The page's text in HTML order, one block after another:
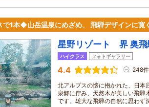
1本◆山岳温泉にめざめ、 飛騨デザインに寛
星野リゾート 界 奥飛
ハイクラス フォトギャラリー
4.4 248件
北アルプスの懐に抱かれた、日本
泉郷に佇み、天然木が美しい飛騨
です。雄大な飛騨の自然に思わず